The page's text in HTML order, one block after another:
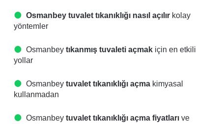
Osmanbey tuvalet tıkanıklığı nasıl açılır kolay
yöntemler
Osmanbey tıkanmış tuvaleti açmak için en etkili
yollar
Osmanbey tuvalet tıkanıklığı açma kimyasal
kullanmadan
Osmanbey tuvalet tıkanıklığı açma fiyatları ve